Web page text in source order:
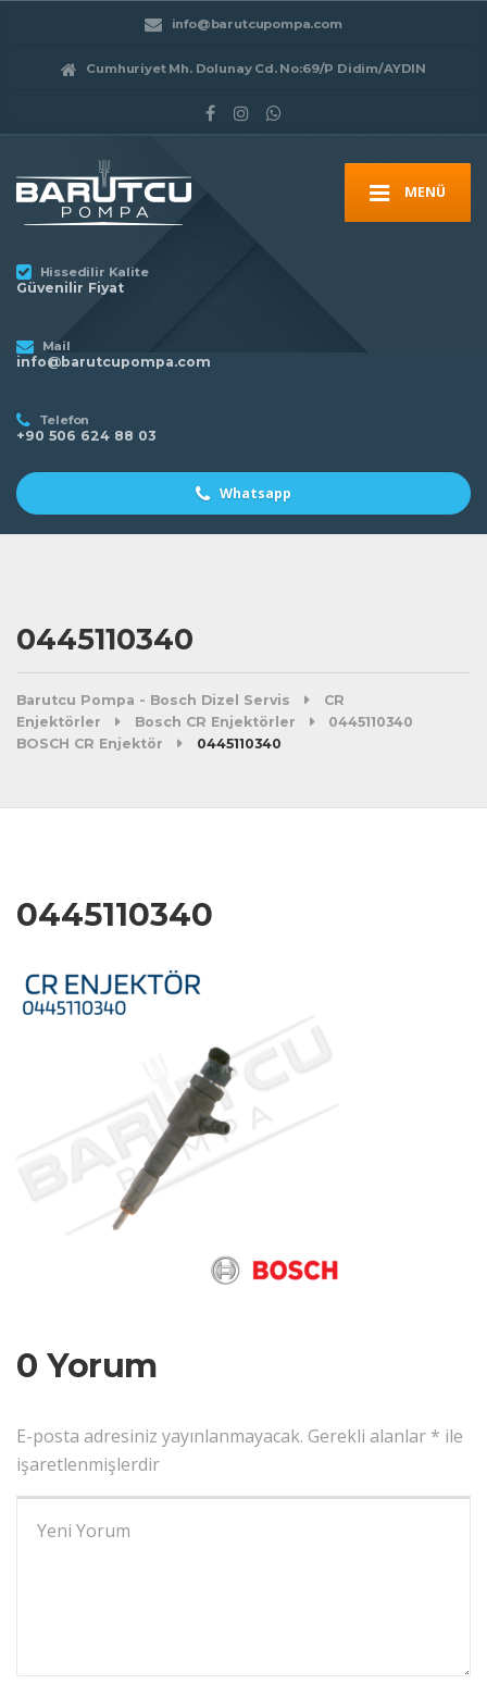
info@barutcupompa.com
Cumhuriyet Mh. Dolunay Cd. No:69/P Didim/AYDIN
MENÜ
Hissedilir Kalite
Güvenilir Fiyat
Mail
info@barutcupompa.com
Telefon
+90 506 624 88 03
Whatsapp
0445110340
Barutcu Pompa - Bosch Dizel Servis
CR
Enjektörler
Bosch CR Enjektörler
0445110340
BOSCH CR Enjektör
0445110340
0445110340
0 Yorum
E-posta adresiniz yayınlanmayacak. Gerekli alanlar * ile
işaretlenmişlerdir